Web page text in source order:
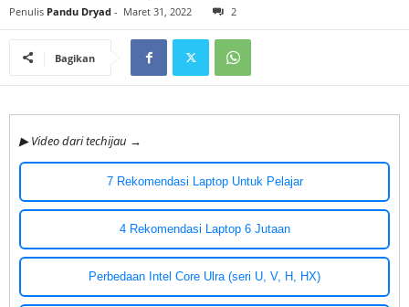
Penulis Pandu Dryad - Maret 31, 2022 2
Bagikan
▶ Video dari techijau →
7 Rekomendasi Laptop Untuk Pelajar
4 Rekomendasi Laptop 6 Jutaan
Perbedaan Intel Core Ulra (seri U, V, H, HX)